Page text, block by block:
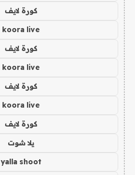
كورة لايف
koora live
كورة لايف
koora live
كورة لايف
koora live
كورة لايف
يلا شوت
yalla shoot